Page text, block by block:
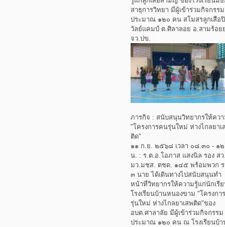
สาธุการวิทยา มีผู้เข้าร่วมกิจกรรม
ประมาณ ๑๒๐ คน สโมสรลูกเสือ
วัลย์แคมป์ ต.ศิลาลอย อ.สามร้อย
จว.ปข.
ภารกิจ : สนับสนุนวิทยากรให้คว
"โครงการคนรุ่นใหม่ ห่างไกลยาเ
ติด"
๑๑ ก.ย. ๒๕๖๘ เวลา ๐๘.๓๐ - ๑
น. : ร.ต.อ.โอภาส แสงนิล รอง สว
มว.มชส. ตชด. ๑๔๕ พร้อมพวก
๓ นาย ได้เดินทางไปสนับสนุนทำ
หน้าที่วิทยากรให้ความรู้แก่นักเรี
โรงเรียนบ้านหนองขาม "โครงกา
รุ่นใหม่ ห่างไกลยาเสพติด"ของ
อบต.ศาลาลัย มีผู้เข้าร่วมกิจกรรม
ประมาณ ๑๒๐ คน ณ โรงเรียนบ้า